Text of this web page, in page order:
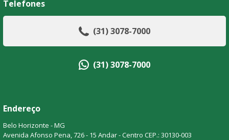
Telefones
(31) 3078-7000
(31) 3078-7000
Endereço
Belo Horizonte - MG
Avenida Afonso Pena, 726 - 15 Andar - Centro CEP.: 30130-003